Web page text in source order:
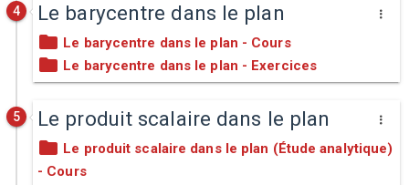
4 Le barycentre dans le plan
Le barycentre dans le plan - Cours
Le barycentre dans le plan - Exercices
5 Le produit scalaire dans le plan
Le produit scalaire dans le plan (Étude analytique)
- Cours